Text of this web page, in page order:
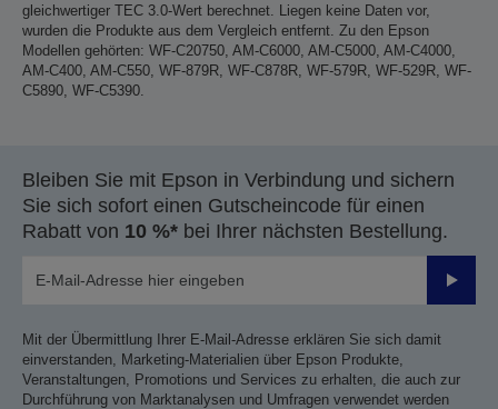
gleichwertiger TEC 3.0-Wert berechnet. Liegen keine Daten vor,
wurden die Produkte aus dem Vergleich entfernt. Zu den Epson
Modellen gehörten: WF-C20750, AM-C6000, AM-C5000, AM-C4000,
AM-C400, AM-C550, WF-879R, WF-C878R, WF-579R, WF-529R, WF-
C5890, WF-C5390.
Bleiben Sie mit Epson in Verbindung und sichern
Sie sich sofort einen Gutscheincode für einen
Rabatt von 10 %* bei Ihrer nächsten Bestellung.
Mit der Übermittlung Ihrer E-Mail-Adresse erklären Sie sich damit
einverstanden, Marketing-Materialien über Epson Produkte,
Veranstaltungen, Promotions und Services zu erhalten, die auch zur
Durchführung von Marktanalysen und Umfragen verwendet werden